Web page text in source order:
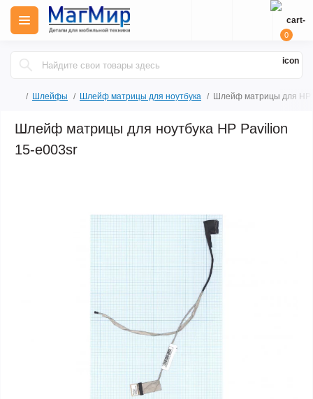
0
Шлейфы Шлейф матрицы для ноутбука Шлейф матрицы для HP
Шлейф матрицы для ноутбука HP Pavilion
15-e003sr